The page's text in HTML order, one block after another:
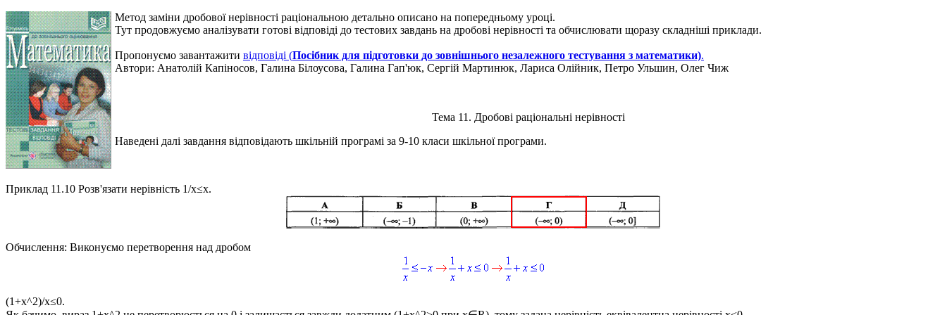
Метод заміни дробової нерівності раціональною детально описано на попередньому уроці.
Тут продовжуємо аналізувати готові відповіді до тестових завдань на дробові нерівності та обчислювати щоразу складніші приклади.
Пропонуємо завантажити відповіді (Посібник для підготовки до зовнішнього незалежного тестування з математики).
Автори: Анатолій Капіносов, Галина Білоусова, Галина Гап'юк, Сергій Мартинюк, Лариса Олійник, Петро Ульшин, Олег Чиж
Тема 11. Дробові раціональні нерівності
Наведені далі завдання відповідають шкільній програмі за 9-10 класи шкільної програми.
Приклад 11.10 Розв'язати нерівність 1/x≤x.
Обчислення: Виконуємо перетворення над дробом
(1+x^2)/x≤0.